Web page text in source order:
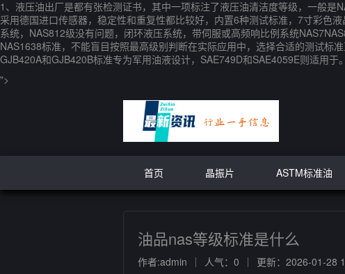
1、液压油出厂是都有张检测证书，其中一项标注了液压油清洁度等级，一般
采用德国进口传感器，稳定性和重复性都比较好，内置6种测试标准，7寸彩色
系统，NAS812级没有问题，闭环液压系统，带伺服或高频响比例系统
NAS1638标准，不能盲目按照最高级别判断在实际应用中，选择合适的测试标
GJB420A和GJB420B标准专为军用油液设计，SAE749D和SAE4059E则适用于。
">
首页 晶振片 ASTM标准油
油品nas等级标准是什么
作者:admin 人气：0
更新：2026-01-28